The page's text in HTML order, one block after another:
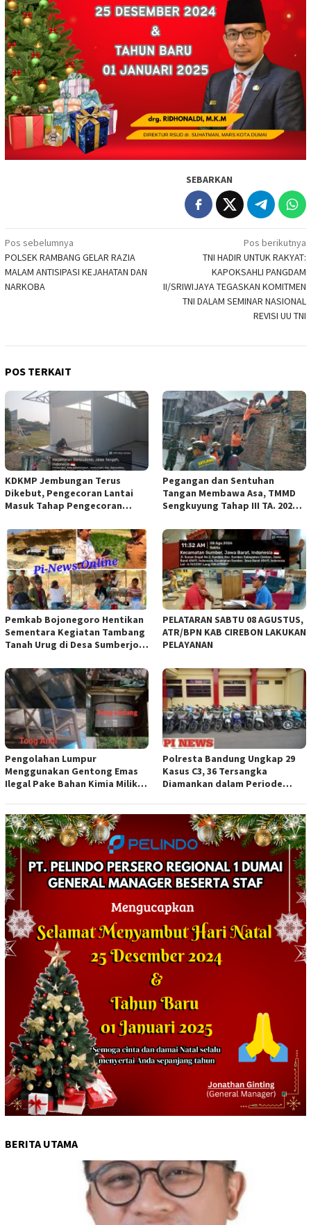
SEBARKAN
Navigasi
pos
Pos sebelumnya
POLSEK RAMBANG GELAR RAZIA
MALAM ANTISIPASI KEJAHATAN DAN
NARKOBA
Pos berikutnya
TNI HADIR UNTUK RAKYAT:
KAPOKSAHLI PANGDAM
II/SRIWIJAYA TEGASKAN KOMITMEN
TNI DALAM SEMINAR NASIONAL
REVISI UU TNI
POS TERKAIT
KDKMP Jembungan Terus
Dikebut, Pengecoran Lantai
Masuk Tahap Pengecoran
Pegangan dan Sentuhan
Tangan Membawa Asa, TMMD
Sengkuyung Tahap III TA. 2026
Pemkab Bojonegoro Hentikan
Sementara Kegiatan Tambang
Tanah Urug di Desa Sumberjo
Lintas Instansi
PELATARAN SABTU 08 AGUSTUS,
ATR/BPN KAB CIREBON LAKUKAN
PELAYANAN
Pengolahan Lumpur
Menggunakan Gentong Emas
Ilegal Pake Bahan Kimia Milik
Aparat Penegak Hukum ( APH )
Jangan Sampai Diam Saja
Polresta Bandung Ungkap 29
Kasus C3, 36 Tersangka
Diamankan dalam Periode
BERITA UTAMA